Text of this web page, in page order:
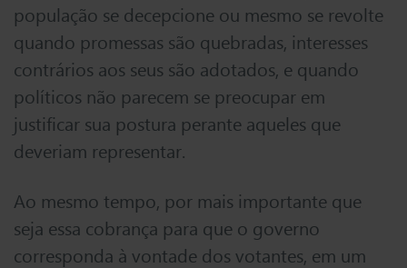
população se decepcione ou mesmo se revolte
quando promessas são quebradas, interesses
contrários aos seus são adotados, e quando
políticos não parecem se preocupar em
justificar sua postura perante aqueles que
deveriam representar.
Ao mesmo tempo, por mais importante que
seja essa cobrança para que o governo
corresponda à vontade dos votantes, em um